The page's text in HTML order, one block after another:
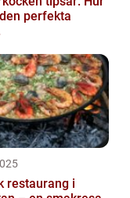
perfekta
restaurang i